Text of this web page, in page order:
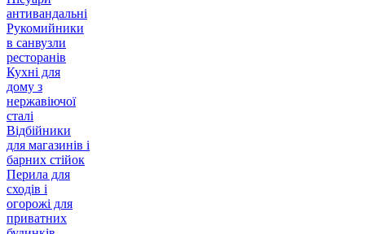
антивандальні
Рукомийники
в санвузли
ресторанів
Кухні для
дому з
нержавіючої
сталі
Відбійники
для магазинів і
барних стійок
Перила для
сходів і
огорожі для
приватних